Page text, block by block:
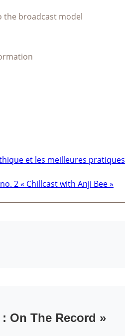
the broadcast model
et les meilleures pratiques
2 « Chillcast with Anji Bee »
On The Record »